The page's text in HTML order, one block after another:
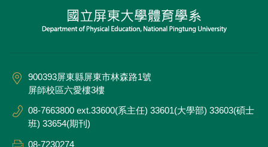
900393屏東縣屏東市林森路1號
屏師校區六愛樓3樓
08-7663800 ext.33600(系主任) 33601(大學部) 33603(碩士
班) 33654(期刊)
08-7230274